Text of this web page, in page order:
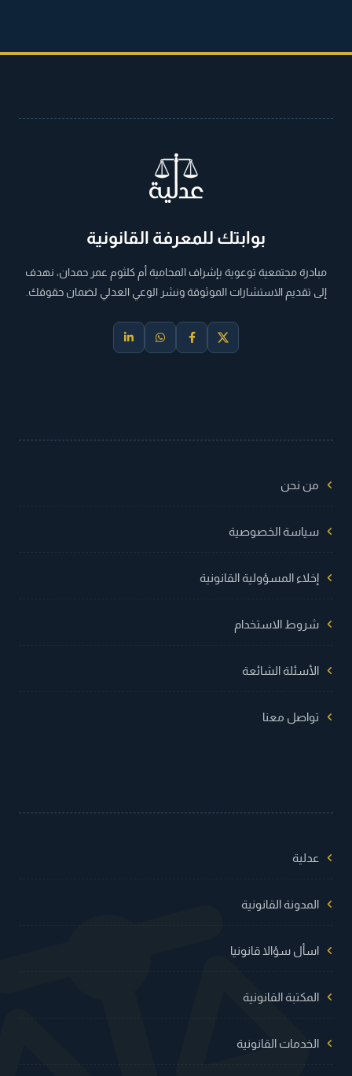
بوابتك للمعرفة القانونية
مبادرة مجتمعية توعوية بإشراف المحامية أم كلثوم عمر حمدان، نهدف
إلى تقديم الاستشارات الموثوقة ونشر الوعي العدلي لضمان حقوقك.
من نحن
سياسة الخصوصية
إخلاء المسؤولية القانونية
شروط الاستخدام
الأسئلة الشائعة
تواصل معنا
عدلية
المدونة القانونية
اسأل سؤالا قانونيا
المكتبة القانونية
الخدمات القانونية